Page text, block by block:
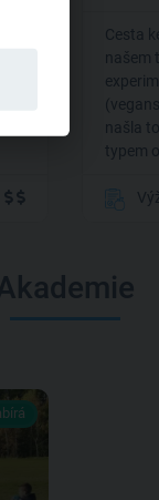
Cesta
našem
našla
typem